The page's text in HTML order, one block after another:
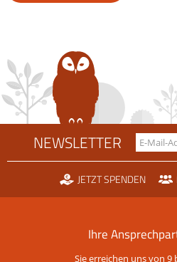
NEWSLETTER
JETZT SPENDEN
Ihre
Sie erreichen uns von 9